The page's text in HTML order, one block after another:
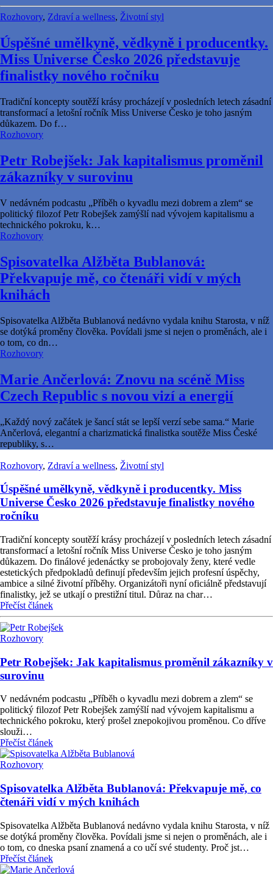
Rozhovory, Zdraví a wellness, Životní styl
Úspěšné umělkyně, vědkyně i producentky.
Miss Universe Česko 2026 představuje
finalistky nového ročníku
Tradiční koncepty soutěží krásy procházejí v posledních letech zásadní
transformací a letošní ročník Miss Universe Česko je toho jasným
důkazem. Do f…
Rozhovory
Petr Robejšek: Jak kapitalismus proměnil
zákazníky v surovinu
V nedávném podcastu „Příběh o kyvadlu mezi dobrem a zlem“ se
politický filozof Petr Robejšek zamýšlí nad vývojem kapitalismu a
technického pokroku, k…
Rozhovory
Spisovatelka Alžběta Bublanová:
Překvapuje mě, co čtenáři vidí v mých
knihách
Spisovatelka Alžběta Bublanová nedávno vydala knihu Starosta, v níž
se dotýká proměny člověka. Povídali jsme si nejen o proměnách, ale i
o tom, co dn…
Rozhovory
Marie Ančerlová: Znovu na scéně Miss
Czech Republic s novou vizí a energií
„Každý nový začátek je šancí stát se lepší verzí sebe sama.“ Marie
Ančerlová, elegantní a charizmatická finalistka soutěže Miss České
republiky, s…
Rozhovory, Zdraví a wellness, Životní styl
Úspěšné umělkyně, vědkyně i producentky. Miss
Universe Česko 2026 představuje finalistky nového
ročníku
Tradiční koncepty soutěží krásy procházejí v posledních letech zásadní
transformací a letošní ročník Miss Universe Česko je toho jasným
důkazem. Do finálové jedenáctky se probojovaly ženy, které vedle
estetických předpokladů definují především jejich profesní úspěchy,
ambice a silné životní příběhy. Organizátoři nyní oficiálně představují
finalistky, jež se utkají o prestižní titul. Důraz na char…
Přečíst článek
Rozhovory
Petr Robejšek: Jak kapitalismus proměnil zákazníky v
surovinu
V nedávném podcastu „Příběh o kyvadlu mezi dobrem a zlem“ se
politický filozof Petr Robejšek zamýšlí nad vývojem kapitalismu a
technického pokroku, který prošel znepokojivou proměnou. Co dříve
slouži…
Přečíst článek
Rozhovory
Spisovatelka Alžběta Bublanová: Překvapuje mě, co
čtenáři vidí v mých knihách
Spisovatelka Alžběta Bublanová nedávno vydala knihu Starosta, v níž
se dotýká proměny člověka. Povídali jsme si nejen o proměnách, ale i
o tom, co dneska psaní znamená a co učí své studenty. Proč jst…
Přečíst článek